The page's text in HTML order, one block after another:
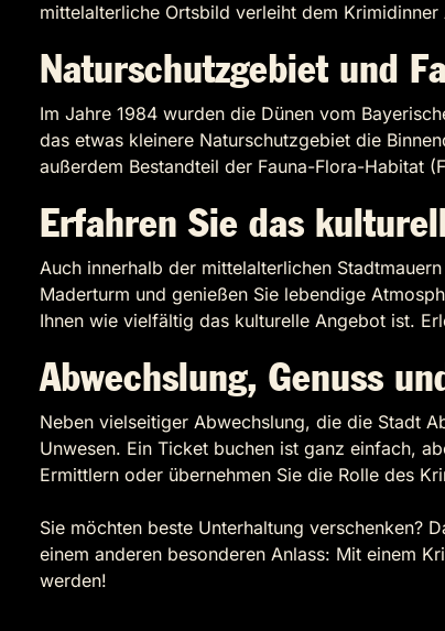
mittelalterliche Ortsbild verleiht dem
Naturschutzgebiet und
Im Jahre 1984 wurden die Dünen vom
das etwas kleinere Naturschutzgebiet die
außerdem Bestandteil der Fauna-Flora-Habitat
Erfahren Sie das
Auch innerhalb der mittelalterlichen
Maderturm und genießen Sie lebendige
Ihnen wie vielfältig das kulturelle Angebot ist.
Abwechslung, Genuss
Neben vielseitiger Abwechslung, die die Stadt
Unwesen. Ein Ticket buchen ist ganz einfach,
Ermittlern oder übernehmen Sie die Rolle des
Sie möchten beste Unterhaltung verschenken?
einem anderen besonderen Anlass: Mit einem
werden!